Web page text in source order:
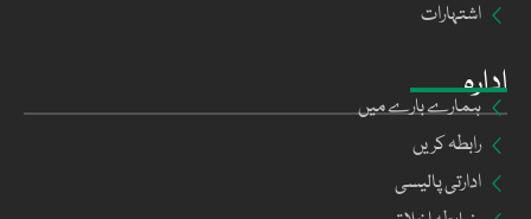
ادارہ
ہمارے بارے میں
رابطہ کریں
ادارتی پالیسی
اشتہارات